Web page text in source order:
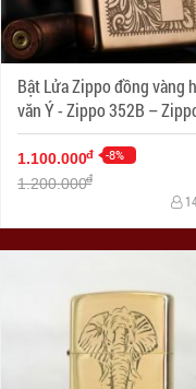
Bật Lửa Zippo đồng vàng
văn Ý - Zippo 352B –
Venetian Brass
1.100.000đ -8%
1.200.000đ